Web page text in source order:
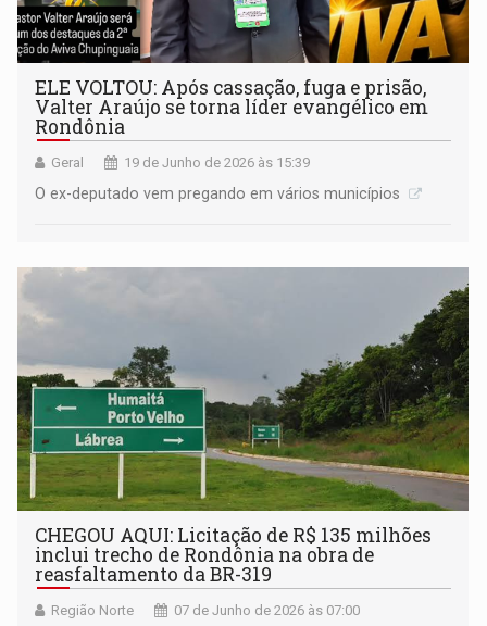
ELE VOLTOU: Após cassação, fuga e prisão,
Valter Araújo se torna líder evangélico em
Rondônia
Geral 19 de Junho de 2026 às 15:39
O ex-deputado vem pregando em vários municípios
CHEGOU AQUI: Licitação de R$ 135 milhões
inclui trecho de Rondônia na obra de
reasfaltamento da BR-319
Região Norte 07 de Junho de 2026 às 07:00